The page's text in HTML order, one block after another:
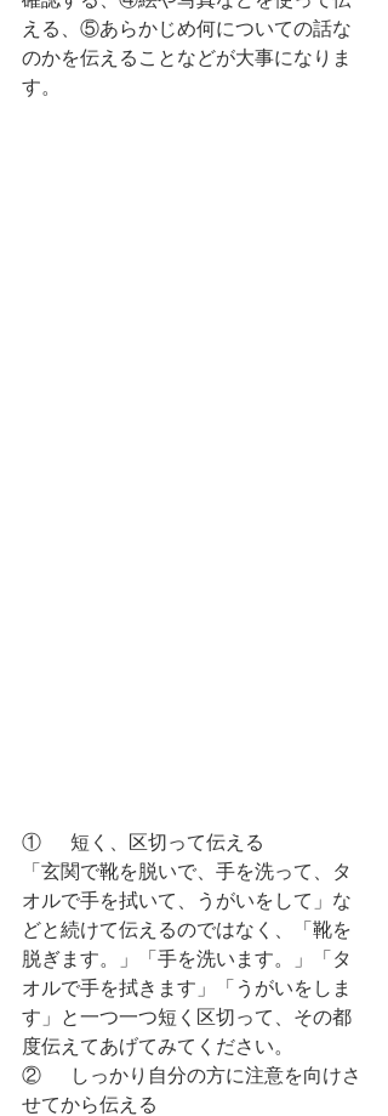
える、⑤あらかじめ何についての話な
のかを伝えることなどが大事になりま
す。
①	短く、区切って伝える
「玄関で靴を脱いで、手を洗って、タ
オルで手を拭いて、うがいをして」な
どと続けて伝えるのではなく、「靴を
脱ぎます。」「手を洗います。」「タ
オルで手を拭きます」「うがいをしま
す」と一つ一つ短く区切って、その都
度伝えてあげてみてください。
②	しっかり自分の方に注意を向けさ
せてから伝える